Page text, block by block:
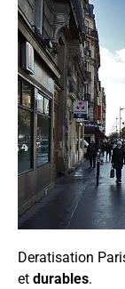
Deratisation
et durables.